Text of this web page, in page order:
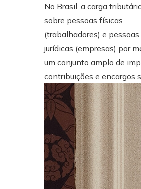
No Brasil, a carga
sobre pessoas físicas
(trabalhadores) e pessoas
jurídicas (empresas) por
um conjunto amplo de
contribuições e encargos